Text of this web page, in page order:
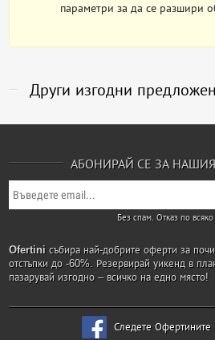
параметри за да се разшири
Други изгодни
АБОНИРАЙ СЕ ЗА
Без спам. Отказ по
Ofertini събира най-добрите оферти за
отстъпки до -60%. Резервирай уикенд в
пазарувай изгодно – всичко на едно място!
Следете Офертините